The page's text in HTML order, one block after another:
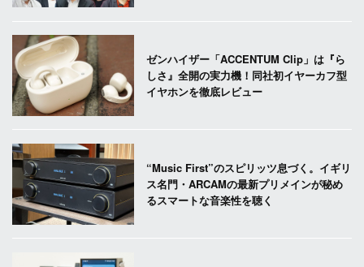
ゼンハイザー「ACCENTUM Clip」は『ら
しさ』全開の実力機！同社初イヤーカフ型
イヤホンを徹底レビュー
“Music First”のスピリッツ息づく。イギリ
ス名門・ARCAMの最新プリメインが秘め
るスマートな音楽性を聴く